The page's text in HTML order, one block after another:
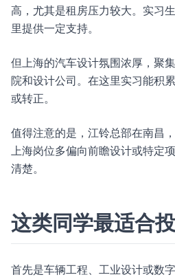
高，尤其是租房压力较大。实习
里提供一定支持。
但上海的汽车设计氛围浓厚，聚
院和设计公司。在这里实习能积
或转正。
值得注意的是，江铃总部在南昌
上海岗位多偏向前瞻设计或特定
清楚。
这类同学最适合
首先是车辆工程、工业设计或数